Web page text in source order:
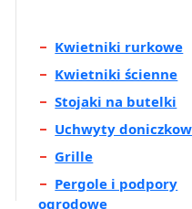
Kwietniki rurkowe
Kwietniki ścienne
Stojaki na butelki
Uchwyty
Grille
Pergole i podpory
ogrodowe